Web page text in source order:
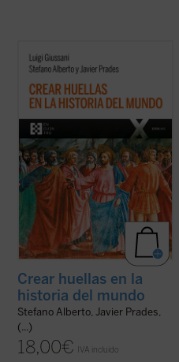
La clave de bóveda del presente libro es el
descubrimiento del sentido profundo del
cristianismo como acontecimiento
imprevisto e imprevisible: el anuncio de que
el Misterio se ha hecho hombre en un lugar
y un tiempo determinados. Este es ...
(ver
Crear huellas en la
historia del mundo
Stefano Alberto, Javier Prades,
(...)
18,00€ IVA incluido